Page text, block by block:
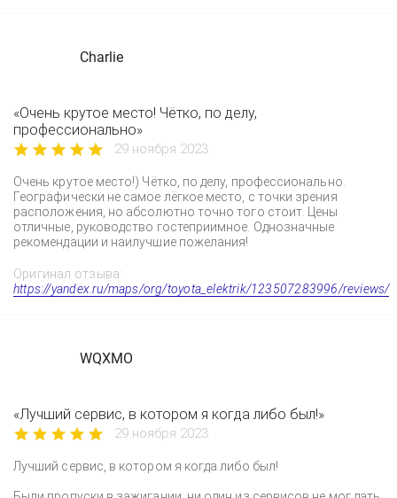
Charlie
«Очень крутое место! Чётко, по делу,
профессионально»
29 ноября 2023
Очень крутое место!) Чётко, по делу, профессионально.
Географически не самое лёгкое место, с точки зрения
расположения, но абсолютно точно того стоит. Цены
отличные, руководство гостеприимное. Однозначные
рекомендации и наилучшие пожелания!
Оригинал отзыва:
https://yandex.ru/maps/org/toyota_elektrik/123507283996/reviews/
WQXMO
«Лучший сервис, в котором я когда либо был!»
29 ноября 2023
Лучший сервис, в котором я когда либо был!